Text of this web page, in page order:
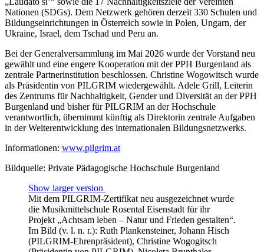
Nationen (SDGs). Dem Netzwerk gehören derzeit 330 Schulen und
Bildungseinrichtungen in Österreich sowie in Polen, Ungarn, der
Ukraine, Israel, dem Tschad und Peru an.
Bei der Generalversammlung im Mai 2026 wurde der Vorstand neu
gewählt und eine engere Kooperation mit der PPH Burgenland als
zentrale Partnerinstitution beschlossen. Christine Wogowitsch wurde
als Präsidentin von PILGRIM wiedergewählt. Adele Grill, Leiterin
des Zentrums für Nachhaltigkeit, Gender und Diversität an der PPH
Burgenland und bisher für PILGRIM an der Hochschule
verantwortlich, übernimmt künftig als Direktorin zentrale Aufgaben
in der Weiterentwicklung des internationalen Bildungsnetzwerks.
Informationen: www.pilgrim.at
Bildquelle: Private Pädagogische Hochschule Burgenland
Show larger version
Mit dem PILGRIM-Zertifikat neu ausgezeichnet wurde
die Musikmittelschule Rosental Eisenstadt für ihr
Projekt „Achtsam leben – Natur und Frieden gestalten“.
Im Bild (v. l. n. r.): Ruth Plankensteiner, Johann Hisch
(PILGRIM-Ehrenpräsident), Christine Wogogitsch